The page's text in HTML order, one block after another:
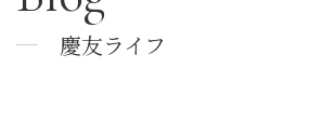
慶友ライフ